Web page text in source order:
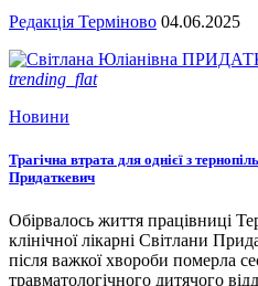
Редакція Терміново 04.06.2025
trending_flat
Новини
Трагічна втрата для однієї з
Придаткевич
Обірвалось життя працівниці
клінічної лікарні Світлани
після важкої хвороби померла
травматологічного дитячого